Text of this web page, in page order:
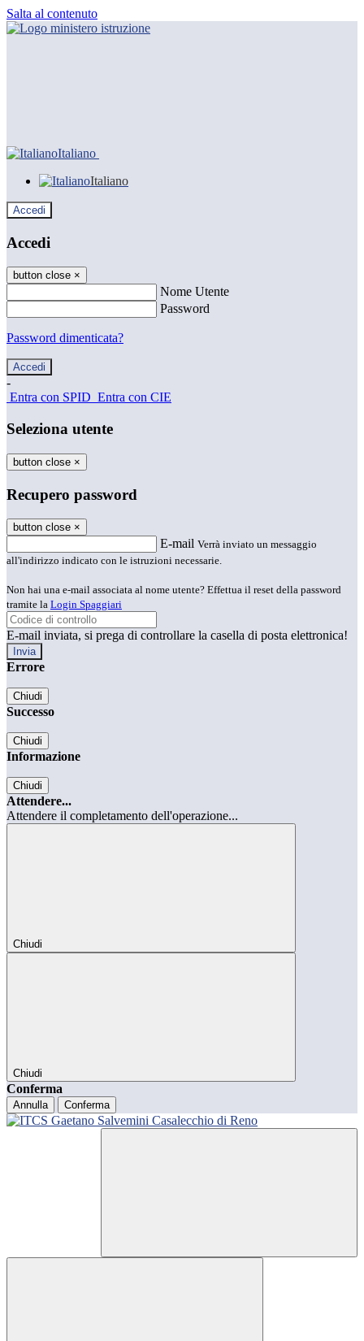
Salta al contenuto
Italiano
Italiano
Accedi
Accedi
button close ×
Nome Utente
Password
Password dimenticata?
-
Entra con SPID Entra con CIE
Seleziona utente
button close ×
Recupero password
button close ×
E-mail Verrà inviato un messaggio
all'indirizzo indicato con le istruzioni necessarie.
Non hai una e-mail associata al nome utente? Effettua il reset della password
tramite la Login Spaggiari
E-mail inviata, si prega di controllare la casella di posta elettronica!
Errore
Chiudi
Successo
Chiudi
Informazione
Chiudi
Attendere...
Attendere il completamento dell'operazione...
Chiudi
Chiudi
Conferma
Annulla Conferma